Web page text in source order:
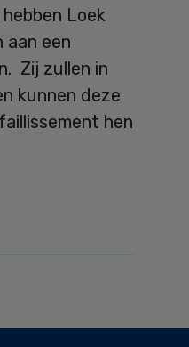
Loek
aan een
Zij zullen in
kunnen deze
hen